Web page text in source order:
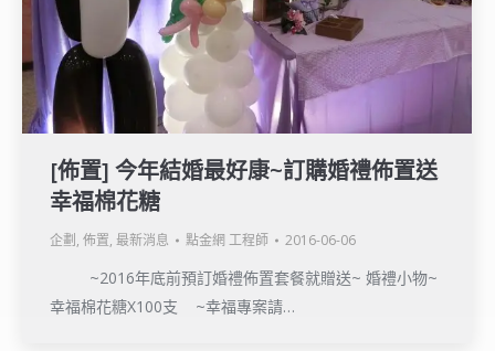
[佈置] 今年結婚最好康~訂購婚禮佈置送
幸福棉花糖
企劃, 佈置, 最新消息 點金網 工程師 2016-06-06
~2016年底前預訂婚禮佈置套餐就贈送~ 婚禮小物~
幸福棉花糖X100支 ~幸福專案請…